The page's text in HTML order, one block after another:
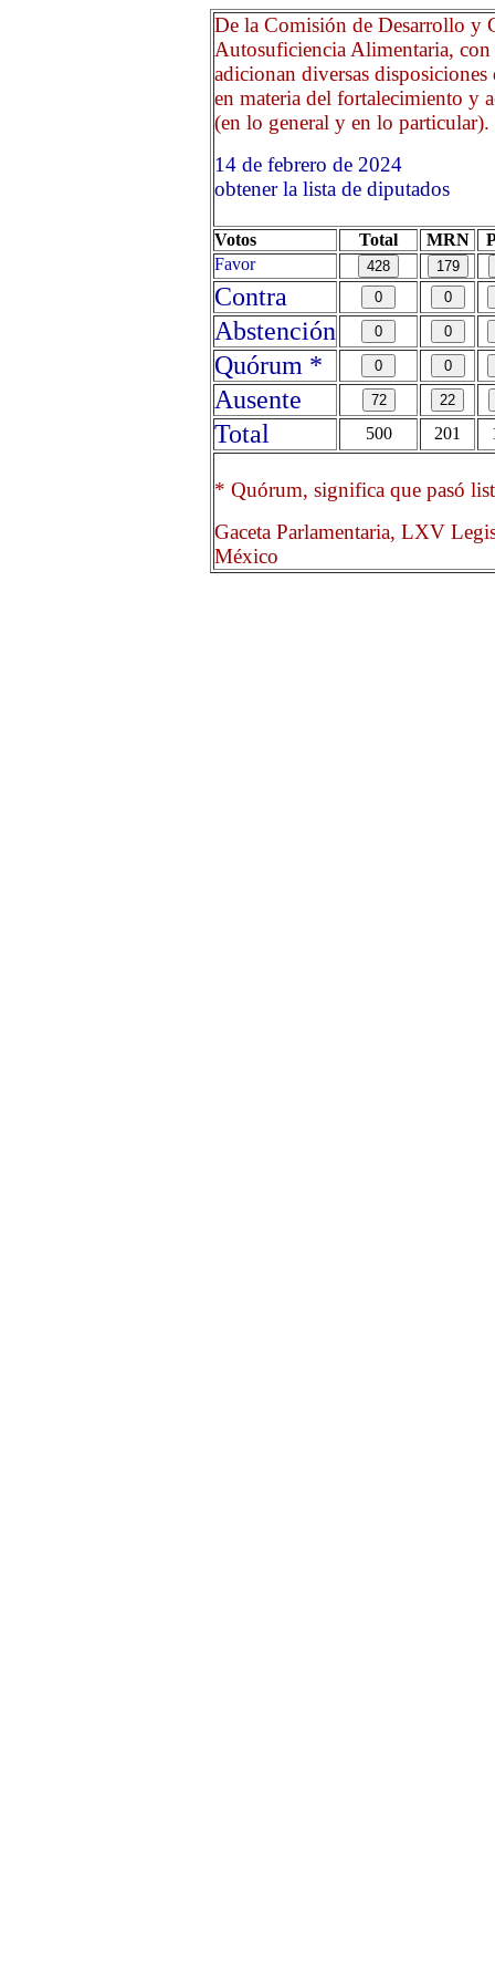
De la Comisión de Desarrollo y
Autosuficiencia Alimentaria,
adicionan diversas
en materia del fortalecimiento y
(en lo general y en lo particular).
14 de febrero de 2024
obtener la lista de diputados
Votos Total MRN
Favor
Contra
Abstención
Quórum *
Ausente
Total
500 201
* Quórum, significa que pasó
Gaceta Parlamentaria, LXV
México